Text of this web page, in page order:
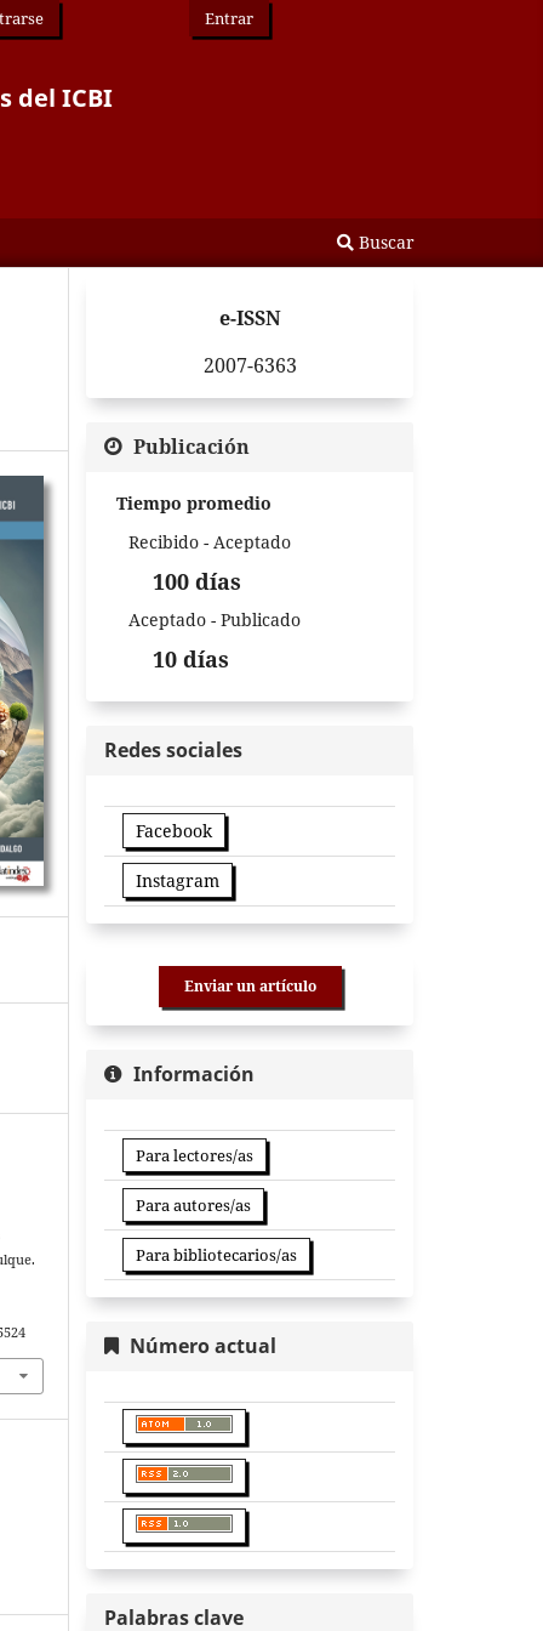
del ICBI
Buscar
Entrar
e-ISSN
2007-6363
Publicación
Tiempo promedio
Recibido - Aceptado
100 días
Aceptado - Publicado
10 días
Redes sociales
Facebook
Instagram
Enviar un artículo
Información
Para lectores/as
Para autores/as
Para bibliotecarios/as
Número actual
Palabras clave